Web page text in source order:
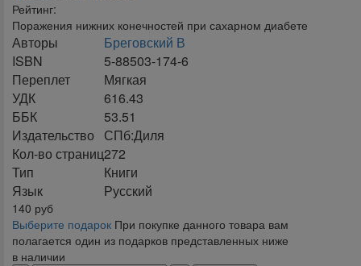
Рейтинг:
Поражения нижних конечностей при сахарном диабете
Авторы
Бреговский В
ISBN
5-88503-174-6
Переплет
Мягкая
УДК
616.43
ББК
53.51
Издательство
СПб:Диля
Кол-во страниц272
Тип
Книги
Язык
Русский
140 руб
Выберите подарок При покупке данного товара вам
полагается один из подарков представленных ниже
в наличии